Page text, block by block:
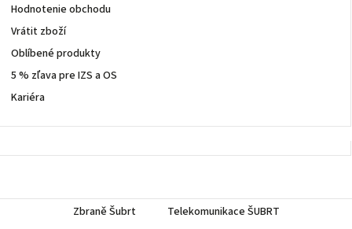
Hodnotenie obchodu
Vrátit zboží
Oblíbené produkty
5 % zľava pre IZS a OS
Kariéra
Zbraně Šubrt
Telekomunikace ŠUBRT